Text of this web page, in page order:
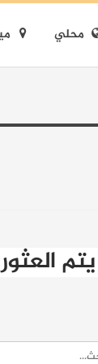
محلي